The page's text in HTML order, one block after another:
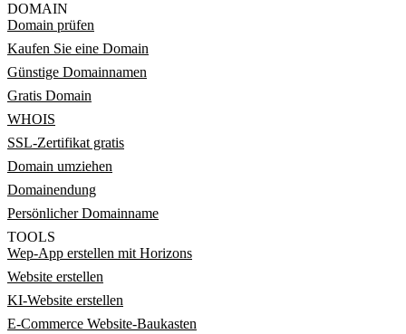
DOMAIN
Domain prüfen
Kaufen Sie eine Domain
Günstige Domainnamen
Gratis Domain
WHOIS
SSL-Zertifikat gratis
Domain umziehen
Domainendung
Persönlicher Domainname
TOOLS
Wep-App erstellen mit Horizons
Website erstellen
KI-Website erstellen
E-Commerce Website-Baukasten